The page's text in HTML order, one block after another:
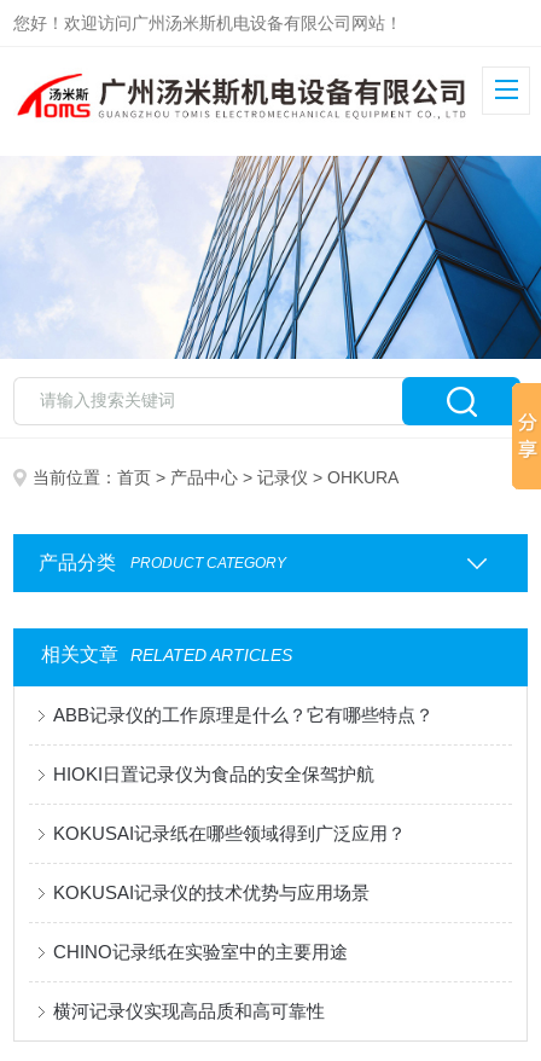
您好！欢迎访问广州汤米斯机电设备有限公司网站！
当前位置：首页 > 产品中心 >记录仪 > OHKURA
产品分类 PRODUCT CATEGORY
相关文章 RELATED ARTICLES
ABB记录仪的工作原理是什么？它有哪些特点？
HIOKI日置记录仪为食品的安全保驾护航
KOKUSAI记录纸在哪些领域得到广泛应用？
KOKUSAI记录仪的技术优势与应用场景
CHINO记录纸在实验室中的主要用途
横河记录仪实现高品质和高可靠性